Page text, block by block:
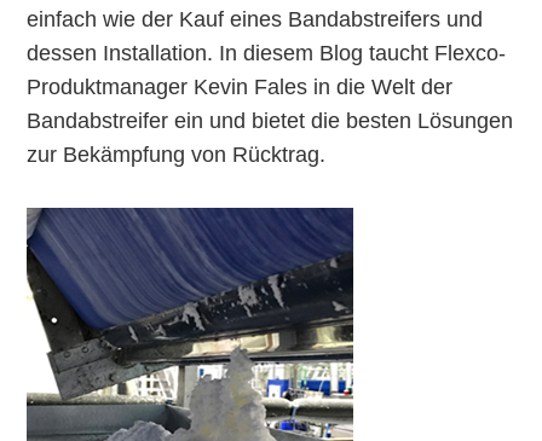
einfach wie der Kauf eines Bandabstreifers und
dessen Installation. In diesem Blog taucht Flexco-
Produktmanager Kevin Fales in die Welt der
Bandabstreifer ein und bietet die besten Lösungen
zur Bekämpfung von Rücktrag.